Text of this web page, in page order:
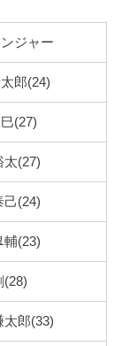
ジャー
郎(24)
(27)
太(27)
己(24)
輔(23)
(28)
太郎(33)